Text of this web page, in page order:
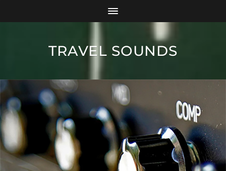
TRAVEL SOUNDS